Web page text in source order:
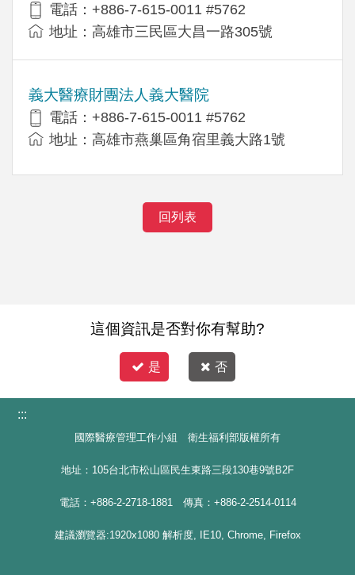
電話：+886-7-615-0011 #5762
地址：高雄市三民區大昌一路305號
義大醫療財團法人義大醫院
電話：+886-7-615-0011 #5762
地址：高雄市燕巢區角宿里義大路1號
回列表
這個資訊是否對你有幫助?
是 否
:::
國際醫療管理工作小組 衛生福利部版權所有
地址：105台北市松山區民生東路三段130巷9號B2F
電話：+886-2-2718-1881 傳真：+886-2-2514-0114
建議瀏覽器:1920x1080 解析度, IE10, Chrome, Firefox